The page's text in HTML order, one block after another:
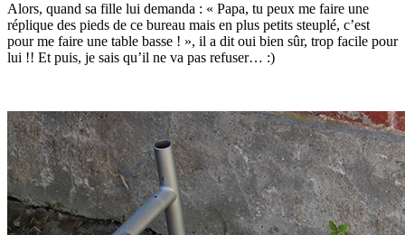
Alors, quand sa fille lui demanda : « Papa, tu peux me faire une
réplique des pieds de ce bureau mais en plus petits steuplé, c’est
pour me faire une table basse ! », il a dit oui bien sûr, trop facile pour
lui !! Et puis, je sais qu’il ne va pas refuser… :)